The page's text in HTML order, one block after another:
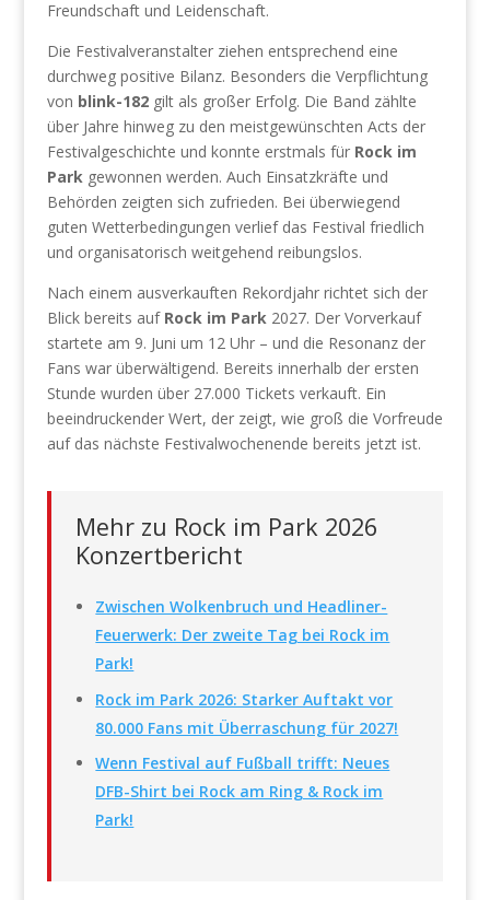
Freundschaft und Leidenschaft.
Die Festivalveranstalter ziehen entsprechend eine
durchweg positive Bilanz. Besonders die Verpflichtung
von blink-182 gilt als großer Erfolg. Die Band zählte
über Jahre hinweg zu den meistgewünschten Acts der
Festivalgeschichte und konnte erstmals für Rock im
Parkgewonnen werden. Auch Einsatzkräfte und
Behörden zeigten sich zufrieden. Bei überwiegend
guten Wetterbedingungen verlief das Festival friedlich
und organisatorisch weitgehend reibungslos.
Nach einem ausverkauften Rekordjahr richtet sich der
Blick bereits auf Rock im Park2027. Der Vorverkauf
startete am 9. Juni um 12 Uhr – und die Resonanz der
Fans war überwältigend. Bereits innerhalb der ersten
Stunde wurden über 27.000 Tickets verkauft. Ein
beeindruckender Wert, der zeigt, wie groß die Vorfreude
auf das nächste Festivalwochenende bereits jetzt ist.
Mehr zu Rock im Park 2026
Konzertbericht
Zwischen Wolkenbruch und Headliner-
Feuerwerk: Der zweite Tag bei Rock im
Park!
Rock im Park 2026: Starker Auftakt vor
80.000 Fans mit Überraschung für 2027!
Wenn Festival auf Fußball trifft: Neues
DFB-Shirt bei Rock am Ring & Rock im
Park!